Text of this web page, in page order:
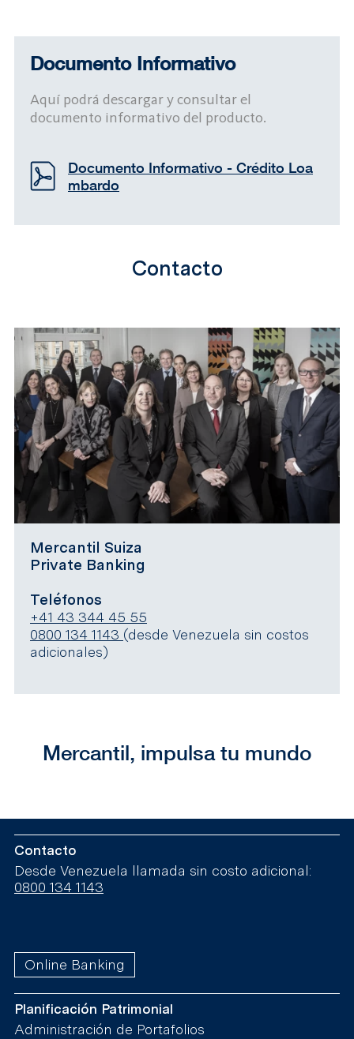
Documento Informativo
Aquí podrá descargar y consultar el
documento informativo del producto.
Documento Informativo - Crédito Loa
mbardo
Contacto
Mercantil Suiza
Private Banking
Teléfonos
+41 43 344 45 55
0800 134 1143 (desde Venezuela sin costos
adicionales)
Mercantil, impulsa tu mundo
Contacto
Desde Venezuela llamada sin costo adicional:
0800 134 1143
Online Banking
Planificación Patrimonial
Administración de Portafolios